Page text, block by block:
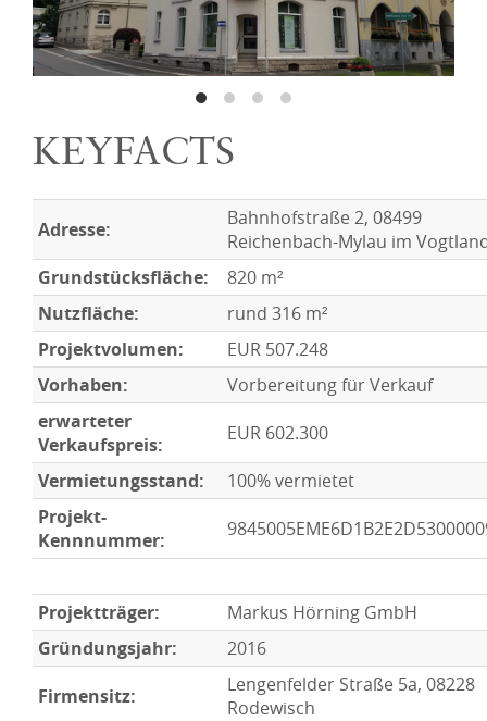
KEYFACTS
Adresse:
Bahnhofstraße 2, 08499
Reichenbach-Mylau im
Grundstücksfläche:
820 m²
Nutzfläche:
rund 316 m²
Projektvolumen:
EUR 507.248
Vorhaben:
Vorbereitung für Verkauf
erwarteter
Verkaufspreis:
EUR 602.300
Vermietungsstand:
100% vermietet
Projekt-
Kennnummer:
Projektträger:
Markus Hörning GmbH
Gründungsjahr:
2016
Firmensitz:
Lengenfelder Straße 5a, 08228
Rodewisch